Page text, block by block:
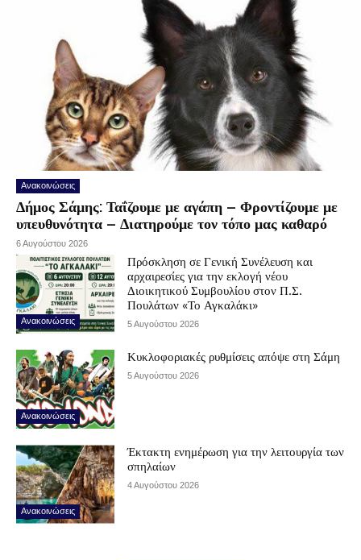
Ανακοινώσεις
Δήμος Σάμης: Ταΐζουμε με αγάπη – Φροντίζουμε με
υπευθυνότητα – Διατηρούμε τον τόπο μας καθαρό
6 Αυγούστου 2026
Ανακοινώσεις
Πρόσκληση σε Γενική Συνέλευση και
αρχαιρεσίες για την εκλογή νέου
Διοικητικού Συμβουλίου στον Π.Σ.
Πουλάτων «Το Αγκαλάκι»
5 Αυγούστου 2026
Ανακοινώσεις
Κυκλοφοριακές ρυθμίσεις απόψε στη Σάμη
5 Αυγούστου 2026
Ανακοινώσεις
Έκτακτη ενημέρωση για την λειτουργία των
σπηλαίων
4 Αυγούστου 2026